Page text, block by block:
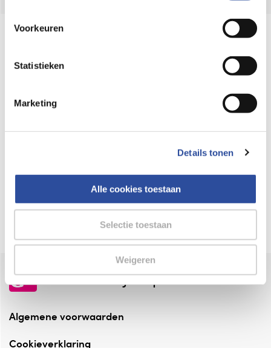
gegevensverwerking staat in de
Privacyverklaring
Voorkeuren
Statistieken
Marketing
Details tonen
Alle cookies toestaan
Selectie toestaan
Weigeren
Online aanbieder medicijnen
webshop mag verkopen.
⁠Verantwoorde zorg, ⁠ook online.
Altijd onze folder bij de hand
Check onze folders ⁠bij AlleFolders.
de vriendelijke specialist
Algemene voorwaarden
Cookieverklaring